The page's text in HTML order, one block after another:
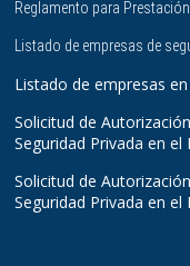
Reglamento para
Listado de empresas de
Listado de empresas
Solicitud de
Seguridad Privada en
Solicitud de
Seguridad Privada en